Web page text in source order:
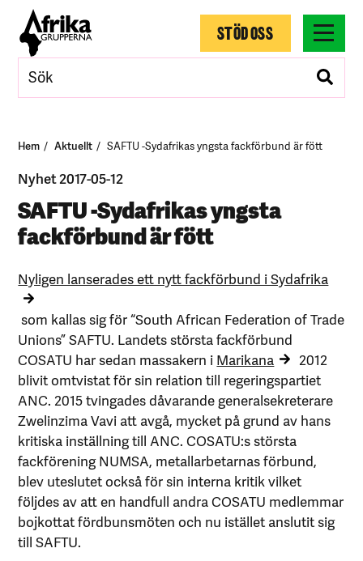
STÖD OSS
Hem Aktuellt SAFTU -Sydafrikas yngsta fackförbund är fött
Nyhet 2017-05-12
SAFTU -Sydafrikas yngsta
fackförbund är fött
Nyligen lanserades ett nytt fackförbund i Sydafrika
som kallas sig för “South African Federation of Trade
Unions” SAFTU. Landets största fackförbund
COSATU har sedan massakern i Marikana
2012
blivit omtvistat för sin relation till regeringspartiet
ANC. 2015 tvingades dåvarande generalsekreterare
Zwelinzima Vavi att avgå, mycket på grund av hans
kritiska inställning till ANC. COSATU:s största
fackförening NUMSA, metallarbetarnas förbund,
blev uteslutet också för sin interna kritik vilket
följdes av att en handfull andra COSATU medlemmar
bojkottat fördbunsmöten och nu istället anslutit sig
till SAFTU.